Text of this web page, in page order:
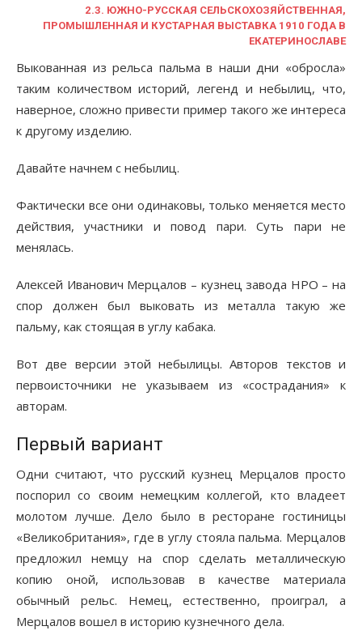
2.3. ЮЖНО-РУССКАЯ СЕЛЬСКОХОЗЯЙСТВЕННАЯ,
ПРОМЫШЛЕННАЯ И КУСТАРНАЯ ВЫСТАВКА 1910 ГОДА В
ЕКАТЕРИНОСЛАВЕ
Выкованная из рельса пальма в наши дни «обросла»
таким количеством историй, легенд и небылиц, что,
наверное, сложно привести пример такого же интереса
к другому изделию.
Давайте начнем с небылиц.
Фактически все они одинаковы, только меняется место
действия, участники и повод пари. Суть пари не
менялась.
Алексей Иванович Мерцалов – кузнец завода НРО – на
спор должен был выковать из металла такую же
пальму, как стоящая в углу кабака.
Вот две версии этой небылицы. Авторов текстов и
первоисточники не указываем из «сострадания» к
авторам.
Первый вариант
Одни считают, что русский кузнец Мерцалов просто
поспорил со своим немецким коллегой, кто владеет
молотом лучше. Дело было в ресторане гостиницы
«Великобритания», где в углу стояла пальма. Мерцалов
предложил немцу на спор сделать металлическую
копию оной, использовав в качестве материала
обычный рельс. Немец, естественно, проиграл, а
Мерцалов вошел в историю кузнечного дела.